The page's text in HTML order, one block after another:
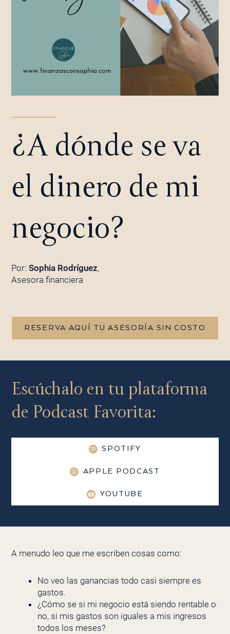
¿A dónde se va
el dinero de mi
negocio?
Por: Sophia Rodríguez,
Asesora financiera
RESERVA AQUÍ TU ASESORÍA SIN COSTO
Escúchalo en tu plataforma
de Podcast Favorita:
SPOTIFY
APPLE PODCAST
YOUTUBE
A menudo leo que me escriben cosas como:
No veo las ganancias todo casi siempre es
gastos.
¿Cómo se si mi negocio está siendo rentable o
no, si mis gastos son iguales a mis ingresos
todos los meses?